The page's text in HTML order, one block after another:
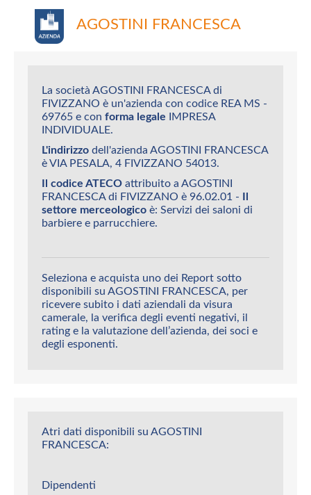
AGOSTINI FRANCESCA
La società AGOSTINI FRANCESCA di
FIVIZZANO è un'azienda con codice REA MS -
69765 e con forma legale IMPRESA
INDIVIDUALE.
L'indirizzo dell'azienda AGOSTINI FRANCESCA
è VIA PESALA, 4 FIVIZZANO 54013.
Il codice ATECO attribuito a AGOSTINI
FRANCESCA di FIVIZZANO è 96.02.01 - Il
settore merceologico è: Servizi dei saloni di
barbiere e parrucchiere.
Seleziona e acquista uno dei Report sotto
disponibili su AGOSTINI FRANCESCA, per
ricevere subito i dati aziendali da visura
camerale, la verifica degli eventi negativi, il
rating e la valutazione dell’azienda, dei soci e
degli esponenti.
Atri dati disponibili su AGOSTINI
FRANCESCA:
Dipendenti